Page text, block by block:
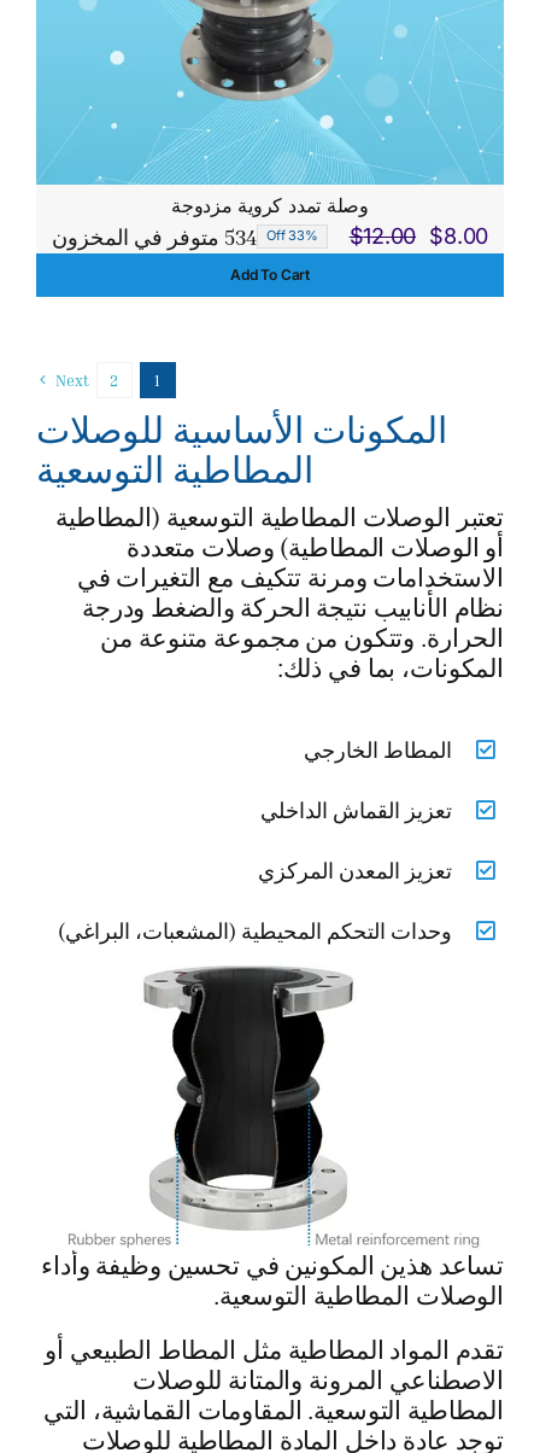
وصلة تمدد كروية مزدوجة
$12.00
السعر
الأصلي
$8.00
السعر
الحالي
33% Off 534 متوفر في المخزون
Add To Cart
1
2
Next
المكونات الأساسية للوصلات
المطاطية التوسعية
تعتبر الوصلات المطاطية التوسعية (المطاطية
أو الوصلات المطاطية) وصلات متعددة
الاستخدامات ومرنة تتكيف مع التغيرات في
نظام الأنابيب نتيجة الحركة والضغط ودرجة
الحرارة. وتتكون من مجموعة متنوعة من
المكونات، بما في ذلك:
المطاط الخارجي
تعزيز القماش الداخلي
تعزيز المعدن المركزي
وحدات التحكم المحيطية (المشعبات، البراغي)
تساعد هذين المكونين في تحسين وظيفة وأداء
الوصلات المطاطية التوسعية.
تقدم المواد المطاطية مثل المطاط الطبيعي أو
الاصطناعي المرونة والمتانة للوصلات
المطاطية التوسعية. المقاومات القماشية، التي
توجد عادة داخل المادة المطاطية للوصلات